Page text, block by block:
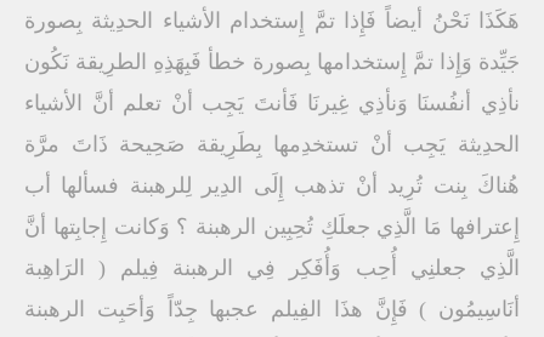
هَكَذَا نَحْنُ أيضاً فَإِذا تمَّ إِستخدام الأشياء الحدِيثة بِصورة
جَيِّدة وَإِذا تمَّ إِستخدامها بِصورة خطأ فَبِهَذِهِ الطرِيقة نَكُون
نأذِي أنفُسنَا وَنأذِي غِيرنَا فَأنتَ يَجِب أنْ تعلم أنَّ الأشياء
الحدِيثة يَجِب أنْ تستخدِمها بِطَرِيقة صَحِيحة ذَاتَ مرَّة
هُناكَ بِنت تُرِيد أنْ تذهب إِلَى الدِير لِلرهبنة فسألها أب
إِعترافها مَا الَّذِي جعلَكِ تُحِبِين الرهبنة ؟ وَكانت إِجابِتها أنَّ
الَّذِي جعلنِي أُحِب وَأُفَكِر فِي الرهبنة فِيلم ( الرَاهِبة
أنَاسِيمُون ) فَإِنَّ هذَا الفِيلم عجبها جِدّاً وَأحَبِت الرهبنة